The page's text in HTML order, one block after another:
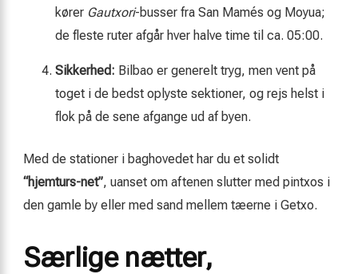
kører Gautxori-busser fra San Mamés og Moyua;
de fleste ruter afgår hver halve time til ca. 05:00.
Sikkerhed: Bilbao er generelt tryg, men vent på
toget i de bedst oplyste sektioner, og rejs helst i
flok på de sene afgange ud af byen.
Med de stationer i baghovedet har du et solidt
“hjemturs-net”, uanset om aftenen slutter med pintxos i
den gamle by eller med sand mellem tæerne i Getxo.
Særlige nætter,